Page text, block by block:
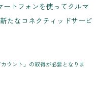
トフォンを使ってクルマ
たなコネクティッドサービ
ウント」の取得が必要となりま